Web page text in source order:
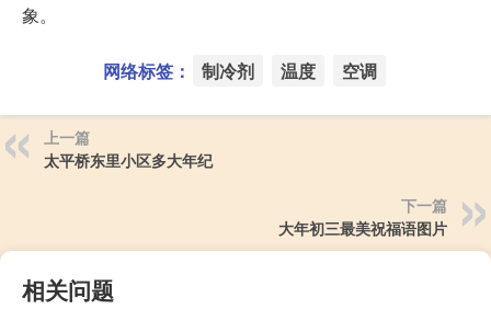
象。
网络标签： 制冷剂 温度 空调
上一篇
太平桥东里小区多大年纪
下一篇
大年初三最美祝福语图片
相关问题